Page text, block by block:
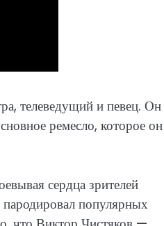
телеведущий и певец. Он
ремесло, которое он
сердца зрителей
популярных